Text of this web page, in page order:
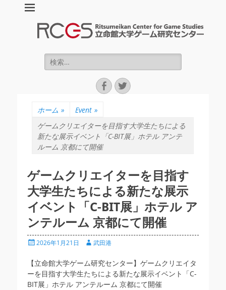
立命館大学ゲーム
Ritsumeikan
Center for Game
検
索:
Facebook
Twitter
ホーム » Event »
ゲームクリエイターを目指す大学生たちによる
新たな展示イベント「C-BIT展」ホテル アンテ
ルーム 京都にて開催
ゲームクリエイターを目指す
大学生たちによる新たな展示
イベント「C-BIT展」ホテル ア
ンテルーム 京都にて開催
投
日
2026年1月21日
投
者
武田港
【立命館大学ゲーム研究センター】ゲームクリエイタ
ーを目指す大学生たちによる新たな展示イベント「C-
BIT展」ホテル アンテルーム 京都にて開催